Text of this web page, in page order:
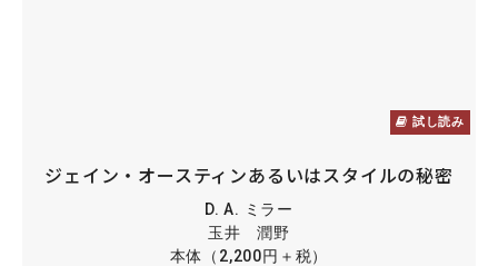
試し読み
ジェイン・オースティンあるいはスタイルの秘密
D. A. ミラー
玉井 潤野
本体（2,200円＋税）